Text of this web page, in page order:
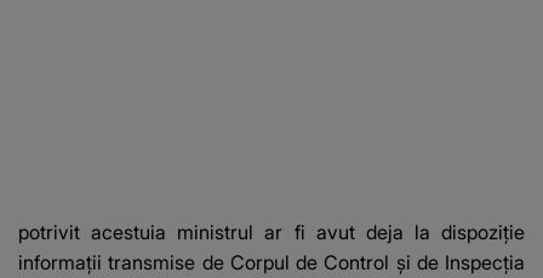
potrivit acestuia ministrul ar fi avut deja la dispoziție
informații transmise de Corpul de Control și de Inspecția